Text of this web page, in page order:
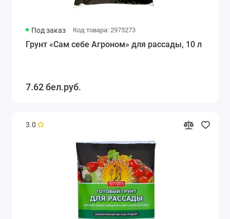
Под заказ Код товара: 2975273
Грунт «Сам себе Агроном» для рассады, 10 л
7.62 бел.руб.
3.0